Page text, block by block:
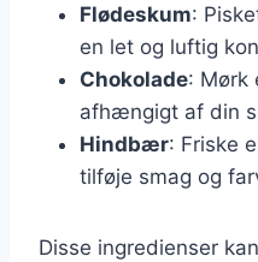
Flødeskum:
en let og luftig
Chokolade: Mørk
afhængigt af din
Hindbær: Friske
tilføje smag og
Disse ingredienser